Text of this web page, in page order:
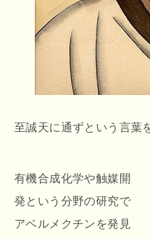
至誠天に通ずという言葉
有機合成化学や触媒開
発という分野の研究で
アベルメクチンを発見